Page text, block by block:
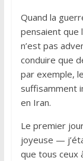
Quand la
pensaient que
n’est pas
conduire que
par exemple,
suffisamment
en Iran.
Le premier
joyeuse —
que tous ceux